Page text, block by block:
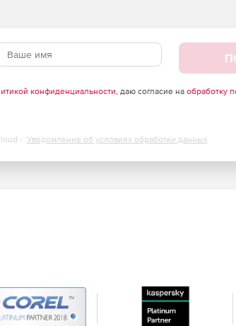
TEXTJOIN,
и 3D-
и
Алгоритм
электронную
конфиденциальности, даю согласие на обработку
- Уведомление об условиях обработки данных